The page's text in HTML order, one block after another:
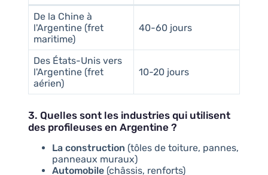
De la Chine à
l'Argentine (fret
maritime)
40-60 jours
Des États-Unis vers
l'Argentine (fret
aérien)
10-20 jours
3. Quelles sont les industries qui utilisent
des profileuses en Argentine ?
La construction (tôles de toiture, pannes,
panneaux muraux)
Automobile(châssis, renforts)